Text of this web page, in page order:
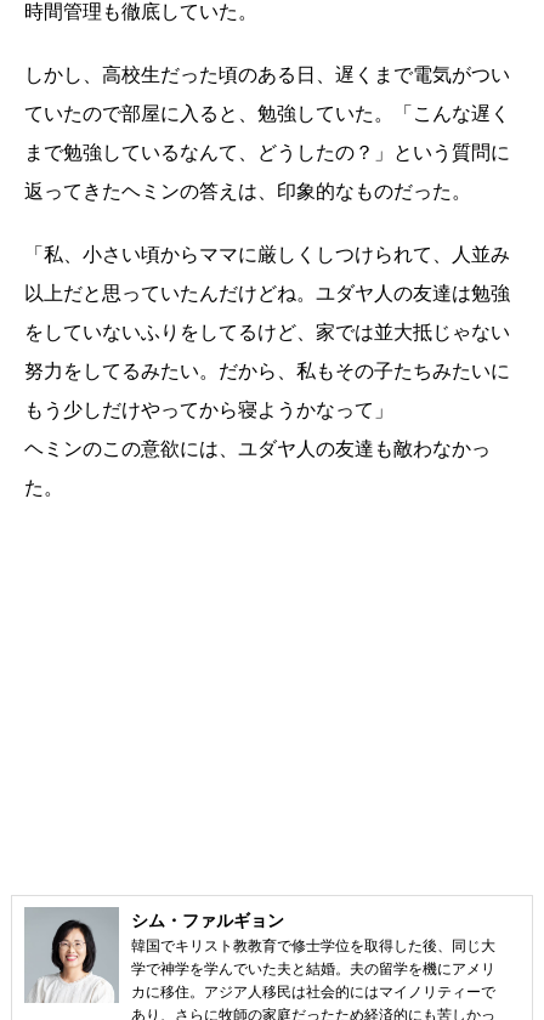
時間管理も徹底していた。
しかし、高校生だった頃のある日、遅くまで電気がつい
ていたので部屋に入ると、勉強していた。「こんな遅く
まで勉強しているなんて、どうしたの？」という質問に
返ってきたヘミンの答えは、印象的なものだった。
「私、小さい頃からママに厳しくしつけられて、人並み
以上だと思っていたんだけどね。ユダヤ人の友達は勉強
をしていないふりをしてるけど、家では並大抵じゃない
努力をしてるみたい。だから、私もその子たちみたいに
もう少しだけやってから寝ようかなって」
ヘミンのこの意欲には、ユダヤ人の友達も敵わなかっ
た。
シム・ファルギョン
韓国でキリスト教教育で修士学位を取得した後、同じ大
学で神学を学んでいた夫と結婚。夫の留学を機にアメリ
カに移住。アジア人移民は社会的にはマイノリティーで
あり、さらに牧師の家庭だったため経済的にも苦しかっ